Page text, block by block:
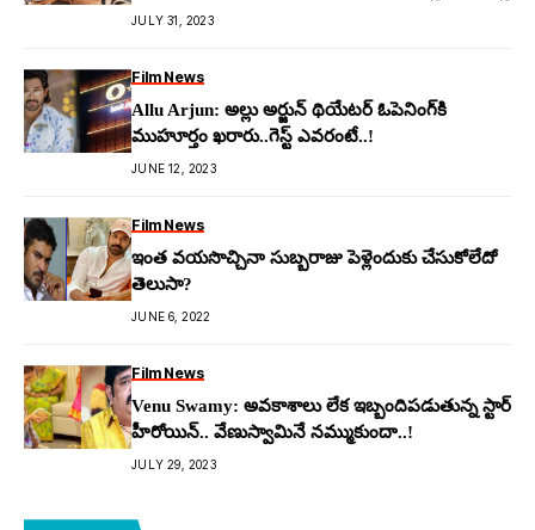
JULY 31, 2023
Film News
Allu Arjun: అల్లు అర్జున్ థియేటర్ ఓపెనింగ్‌కి
ముహూర్తం ఖ‌రారు..గెస్ట్ ఎవ‌రంటే..!
JUNE 12, 2023
Film News
ఇంత వయసొచ్చినా సుబ్బరాజు పెళ్లెందుకు చేసుకోలేదో
తెలుసా?
JUNE 6, 2022
Film News
Venu Swamy: అవ‌కాశాలు లేక ఇబ్బందిప‌డుతున్న స్టార్
హీరోయిన్.. వేణుస్వామినే న‌మ్ముకుందా..!
JULY 29, 2023